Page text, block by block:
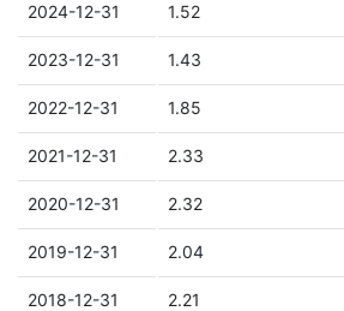
2024-12-31 1.52
2023-12-31 1.43
2022-12-31 1.85
2021-12-31 2.33
2020-12-31 2.32
2019-12-31 2.04
2018-12-31 2.21